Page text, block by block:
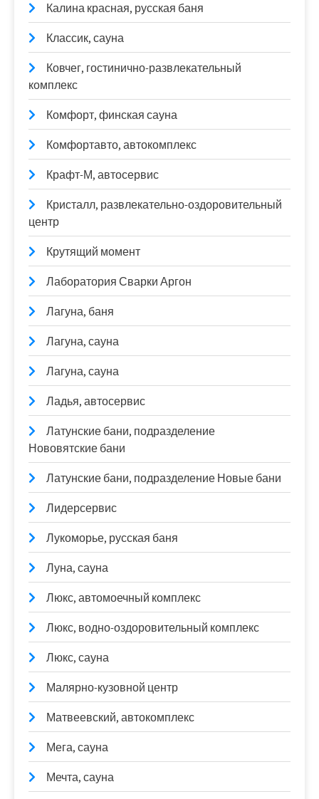
Калина красная, русская баня
Классик, сауна
Ковчег, гостинично-развлекательный
комплекс
Комфорт, финская сауна
Комфортавто, автокомплекс
Крафт-М, автосервис
Кристалл, развлекательно-оздоровительный
центр
Крутящий момент
Лаборатория Сварки Аргон
Лагуна, баня
Лагуна, сауна
Лагуна, сауна
Ладья, автосервис
Латунские бани, подразделение
Нововятские бани
Латунские бани, подразделение Новые бани
Лидерсервис
Лукоморье, русская баня
Луна, сауна
Люкс, автомоечный комплекс
Люкс, водно-оздоровительный комплекс
Люкс, сауна
Малярно-кузовной центр
Матвеевский, автокомплекс
Мега, сауна
Мечта, сауна